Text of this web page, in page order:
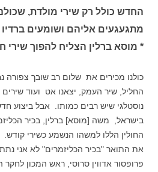
החדש כולל רק שירי מולדת,
מתגעגעים אליהם ושומעים
* מוסא ברלין הצליח להפוך שירי
כולנו מכירים את שלום רב שובך צפורה
החליל, שיר העמק, יצאנו אט ועוד
נוסטלגי שיש רבים כמותו. אבל ביצוע
בישראל, משה [מוסא] ברלין, בכיר
החולין הללו למשהו הנשמע כשירי קודש.
את התואר "בכיר הכליזמרים" לא אני
פרופסור אדווין סרוסי, ראש המכון